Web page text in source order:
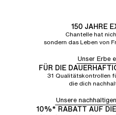
150 JAHRE
Chantelle hat
sondern das Leben von
Unser Erbe
FÜR DIE
31 Qualitätskontrollen
die dich
Unsere
10%* RABATT AUF